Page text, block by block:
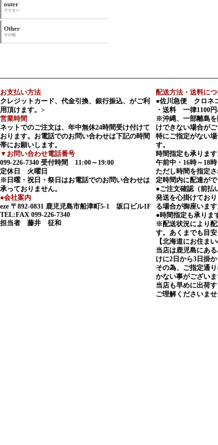
outer
アウター
Other
その他
お支払い方法
クレジットカード、代金引換、銀行振込、がご利
用頂けます。>
営業時間
ネットでのご注文は、年中無休24時間受け付けて
おります。お電話でのお問い合わせは下記の時間
帯にお願いします。
▼お問い合わせ電話番号
099-226-7340 受付時間 11:00～19:00
定休日 火曜日
※日曜・祝日・祭日はお電話でのお問い合わせは
承っておりません。
●会社案内
eze 〒892-0831 鹿児児島市船津町5-1 坂口ビル1F
TEL:FAX 099-226-7340
担当者 藤井 征和
配送方法・送料に
●佐川急便 クロネ
・送料 一律1100
※沖縄、一部離島
けできない場合が
特にご指定がない
す。
時間指定も承りま
午前中・16時～18
ただし時間を指定
定時間内に配達が
●ご注文確認（前払
発送を心掛けてお
る場合が御座いま
●時間指定も承りま
※配送状況により
す。あくまでも目
【北海道にお住ま
当店は鹿児島にあ
けに2日から3日掛
その為、ご指定通
かない事がござい
当店も早めに出荷
ご理解くださいま